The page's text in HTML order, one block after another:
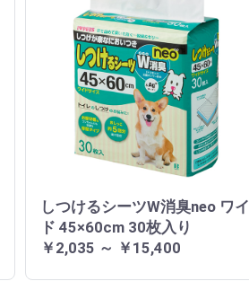
しつけるシーツW消臭neo ワイ
ド 45×60cm 30枚入り
￥2,035 ～ ￥15,400